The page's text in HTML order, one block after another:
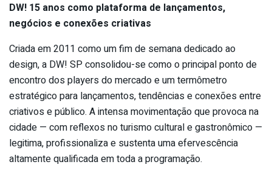
DW! 15 anos como plataforma de lançamentos,
negócios e conexões criativas
Criada em 2011 como um fim de semana dedicado ao
design, a DW! SP consolidou-se como o principal ponto de
encontro dos players do mercado e um termômetro
estratégico para lançamentos, tendências e conexões entre
criativos e público. A intensa movimentação que provoca na
cidade — com reflexos no turismo cultural e gastronômico —
legitima, profissionaliza e sustenta uma efervescência
altamente qualificada em toda a programação.